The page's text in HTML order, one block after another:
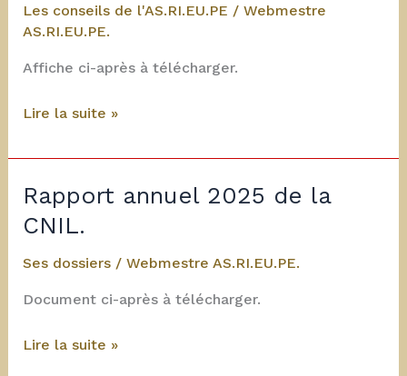
2026
:
« Choose
Les conseils de l'AS.RI.EU.PE / Webmestre
AS.RI.EU.PE.
Affiche ci-après à télécharger.
IA
et
privée.
Lire la suite »
Rapport annuel 2025 de la
CNIL.
Ses dossiers/ Webmestre AS.RI.EU.PE.
Document ci-après à télécharger.
Rapport
Lire la suite »